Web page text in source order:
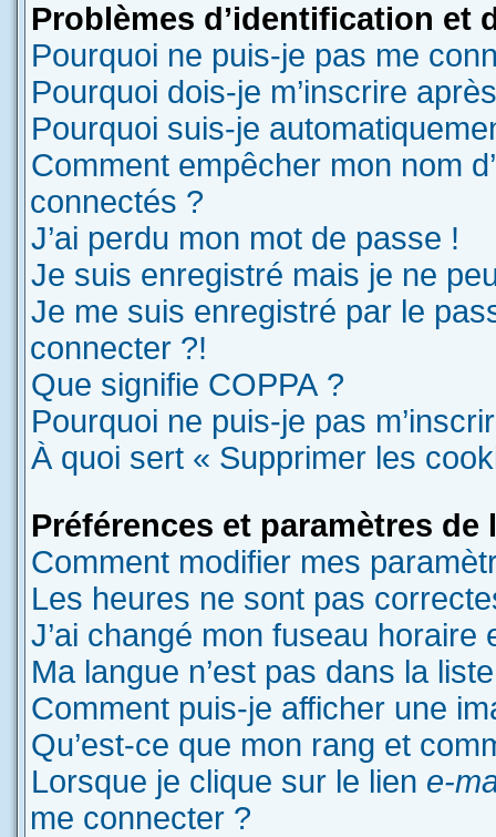
Problèmes d’identification et
Pourquoi ne puis-je pas me
Pourquoi dois-je m’inscrire
Pourquoi suis-je
Comment empêcher mon nom
connectés ?
J’ai perdu mon mot de passe !
Je suis enregistré mais je ne
Je me suis enregistré par le
connecter ?!
Que signifie COPPA ?
Pourquoi ne puis-je pas
À quoi sert « Supprimer les
Préférences et paramètres de
Comment modifier mes
Les heures ne sont pas
J’ai changé mon fuseau horaire
Ma langue n’est pas dans la
Comment puis-je afficher une
Qu’est-ce que mon rang et
Lorsque je clique sur le lien e-
me connecter ?